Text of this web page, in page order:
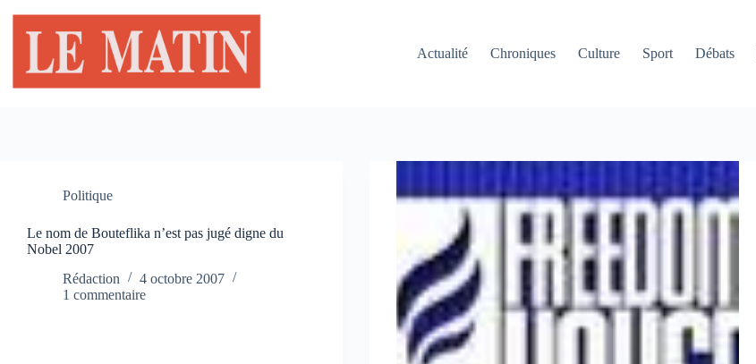
contenu
Actualité
Chroniques Culture Sport Débats
Politique
Le nom de Bouteflika n’est pas jugé digne du
Nobel 2007
Rédaction
4 octobre 2007
1 commentaire